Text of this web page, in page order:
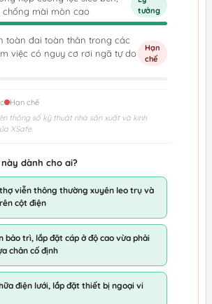
chống mài mòn cao
tưởng
toàn đai toàn thân trong các
việc có nguy cơ rơi ngã tự do
Hạn
chế
Hạn chế
thông số kỹ thuật nhà sản xuất và kinh
XSafe.
dành cho ai?
viễn thông thường xuyên leo trụ và
cột điện
bảo trì, lắp đặt cáp ở độ cao vừa phải
chân cố định
điện lưới, lắp đặt thiết bị ngoại vi